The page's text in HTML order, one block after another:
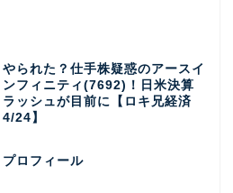
やられた？仕手株疑惑のアースイ
ンフィニティ(7692)！日米決算
ラッシュが目前に【ロキ兄経済
4/24】
プロフィール